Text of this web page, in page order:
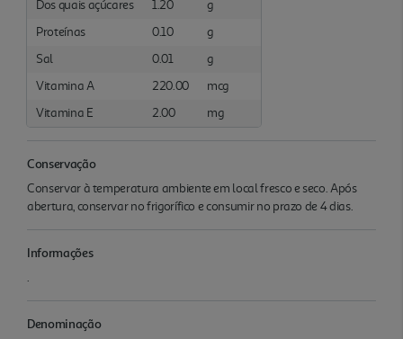
Dos quais açúcares 1.20
g
Proteínas
0.10
g
Sal
0.01
g
Vitamina A
220.00
mcg
Vitamina E
2.00 mg
Conservação
Conservar à temperatura ambiente em local fresco e seco. Após
abertura, conservar no frigorífico e consumir no prazo de 4 dias.
Informações
.
Denominação